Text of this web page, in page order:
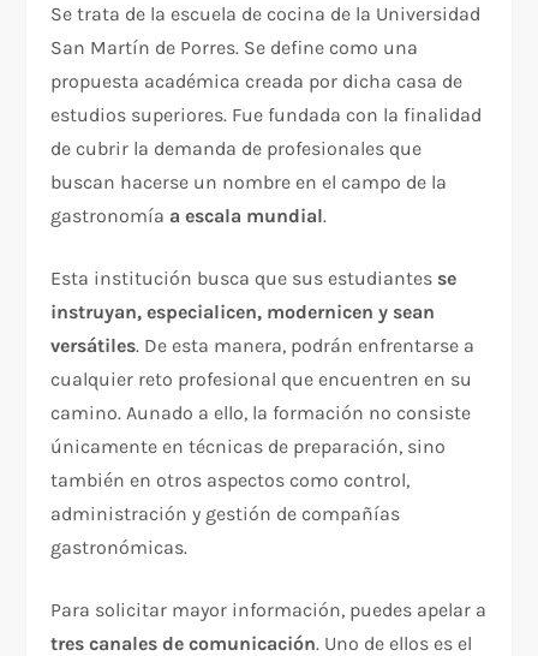
Se trata de la escuela de cocina de la Universidad
San Martín de Porres. Se define como una
propuesta académica creada por dicha casa de
estudios superiores. Fue fundada con la finalidad
de cubrir la demanda de profesionales que
buscan hacerse un nombre en el campo de la
gastronomía a escala mundial.
Esta institución busca que sus estudiantes se
instruyan, especialicen, modernicen y sean
versátiles. De esta manera, podrán enfrentarse a
cualquier reto profesional que encuentren en su
camino. Aunado a ello, la formación no consiste
únicamente en técnicas de preparación, sino
también en otros aspectos como control,
administración y gestión de compañías
gastronómicas.
Para solicitar mayor información, puedes apelar a
tres canales de comunicación. Uno de ellos es el